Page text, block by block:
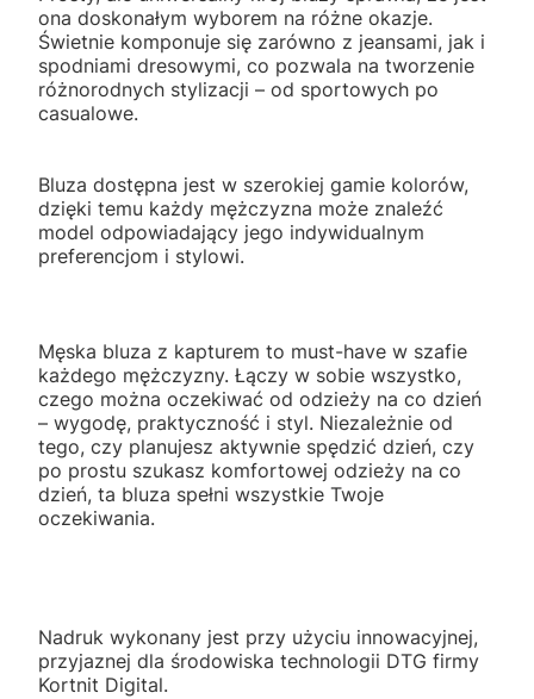
ona doskonałym wyborem na różne okazje.
Świetnie komponuje się zarówno z jeansami, jak i
spodniami dresowymi, co pozwala na tworzenie
różnorodnych stylizacji – od sportowych po
casualowe.
Bluza dostępna jest w szerokiej gamie kolorów,
dzięki temu każdy mężczyzna może znaleźć
model odpowiadający jego indywidualnym
preferencjom i stylowi.
Męska bluza z kapturem to must-have w szafie
każdego mężczyzny. Łączy w sobie wszystko,
czego można oczekiwać od odzieży na co dzień
– wygodę, praktyczność i styl. Niezależnie od
tego, czy planujesz aktywnie spędzić dzień, czy
po prostu szukasz komfortowej odzieży na co
dzień, ta bluza spełni wszystkie Twoje
oczekiwania.
Nadruk wykonany jest przy użyciu innowacyjnej,
przyjaznej dla środowiska technologii DTG firmy
Kortnit Digital.